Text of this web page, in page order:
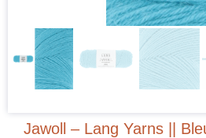
Jawoll – Lang Yarns ||